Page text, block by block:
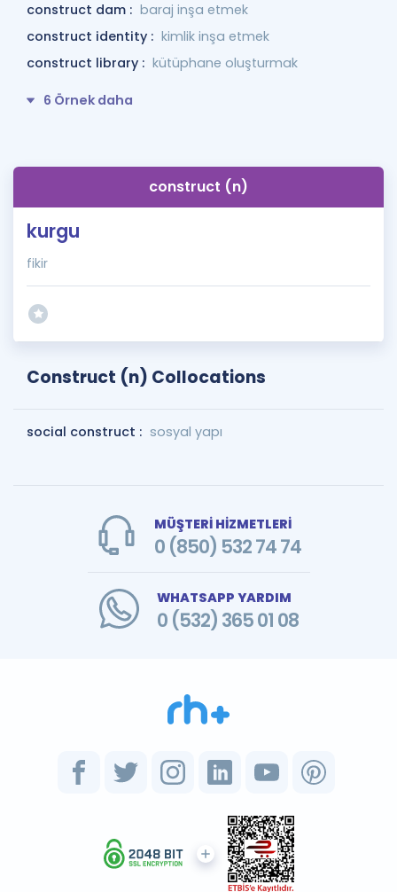
construct dam : baraj inşa etmek
construct identity : kimlik inşa etmek
construct library : kütüphane oluşturmak
6 Örnek daha
construct (n)
kurgu
fikir
Construct (n) Collocations
social construct : sosyal yapı
MÜŞTERİ HİZMETLERİ
0 (850) 532 74 74
WHATSAPP YARDIM
0 (532) 365 01 08